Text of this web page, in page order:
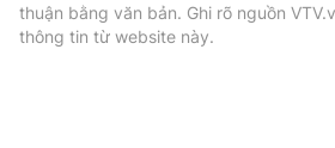
thuận bằng văn bản. Ghi rõ nguồn
thông tin từ website này.